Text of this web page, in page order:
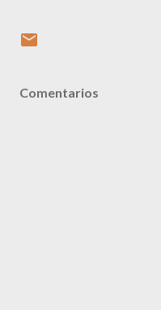
Comentarios